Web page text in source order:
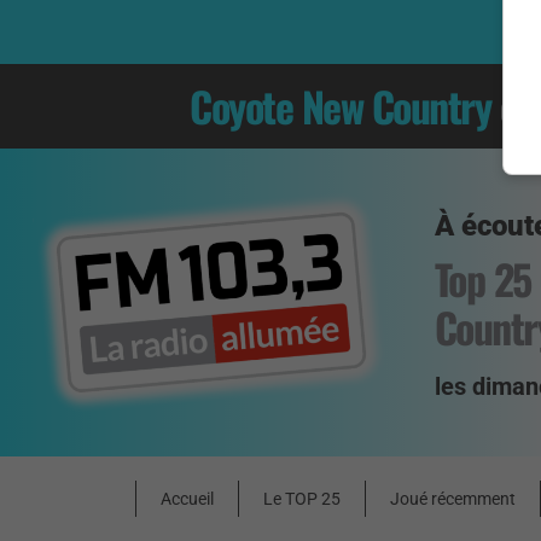
Coyote New Country
À
Top
les
Accueil Le TOP 25 Joué récemment